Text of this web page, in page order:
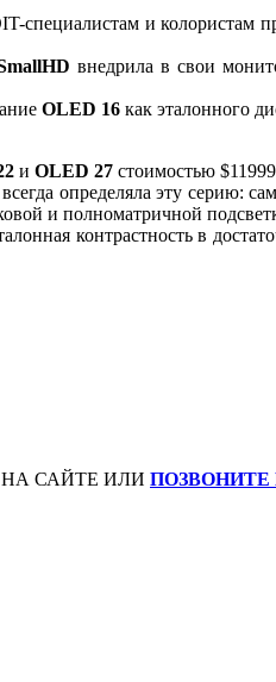
специалистам и колористам
внедрила в свои
OLED 16как эталонного
и OLED 27 стоимостью
определяла эту серию:
и полноматричной
контрастность в
САЙТЕ ИЛИ